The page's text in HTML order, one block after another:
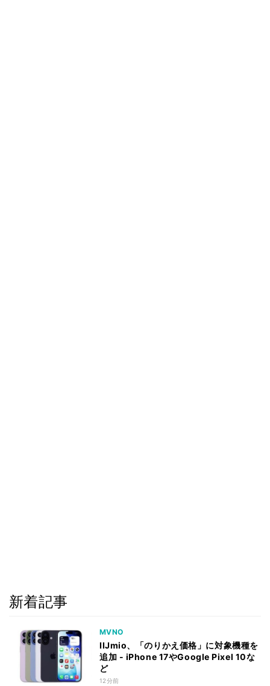
新着記事
MVNO
IIJmio、「のりかえ価格」に対象機種を
追加 - iPhone 17やGoogle Pixel 10な
ど
12分前